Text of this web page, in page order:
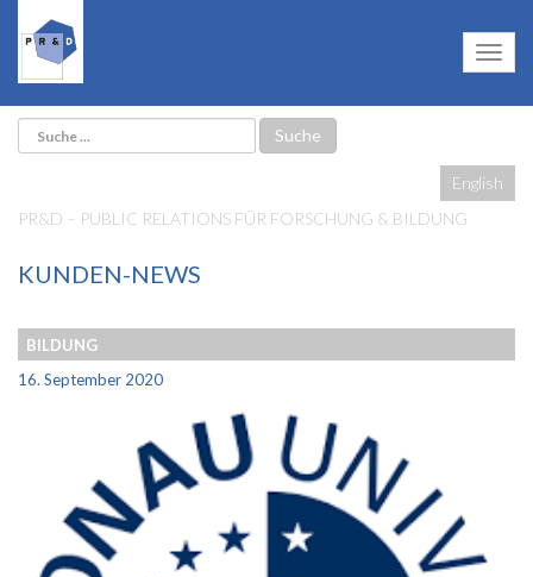
English
PR&D – PUBLIC RELATIONS FÜR FORSCHUNG & BILDUNG
KUNDEN-NEWS
BILDUNG
16. September 2020